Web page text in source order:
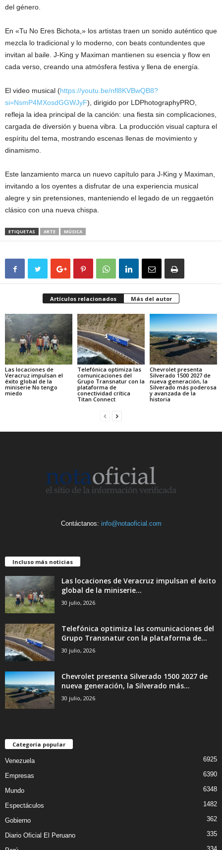
del género.
En «Tu No Eres Bichota,» los artistas traen un sonido auténtico que
mezcla lo tradicional y lo moderno, con beats contundentes que
invitan al baile. J-King y Maximan mantienen su esencia y flow en
cada verso, creando una atmósfera festiva y llena de energía.
El video musical (https://youtu.be/nfl8KVBwQB8?
si=NsmP4MXosdGGWJyF), dirigido por LDPhotographyPRO,
refleja la idea principal de la canción: una fiesta sin complicaciones,
cargada de diversión y buena vibra. La producción visual captura el
espíritu del tema, mostrando escenas llenas de movimiento y
dinamismo.
Este lanzamiento marca un nuevo capítulo para J-King y Maximan,
invitando a los oyentes a disfrutar de una experiencia musical
alegre y sin pretensiones, manteniendo el legado de un reggaetón
clásico con una nueva chispa.
ETIQUETAS ARTE MÚSICA
Artículos relacionados Más del autor
Las locaciones de
Veracruz impulsan el
éxito global de la
miniserie No tengo
miedo
Telefónica optimiza las
comunicaciones del
Grupo Transnatur con la
plataforma de
conectividad crítica
Titan Connect
Chevrolet presenta
Silverado 1500 2027 de
nueva generación, la
Silverado más poderosa
y avanzada de la
historia
Contáctanos: info@notaoficial.com
Incluso más noticias
Las locaciones de Veracruz impulsan el éxito
global de la miniserie...
30 julio, 2026
Telefónica optimiza las comunicaciones del
Grupo Transnatur con la plataforma de...
30 julio, 2026
Chevrolet presenta Silverado 1500 2027 de
nueva generación, la Silverado más...
30 julio, 2026
Categoría popular
Venezuela 6925
Empresas 6390
Mundo 6348
Espectáculos 1482
Gobierno 362
Diario Oficial El Peruano 335